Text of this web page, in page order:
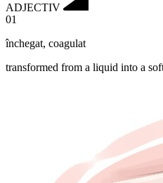
ADJECTIV
01
închegat, coagulat
transformed from a liquid into a